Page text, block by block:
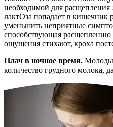
необходимой для расщепления
лактОза попадает в кишечник
уменьшить неприятные
способствующая расщеплению
ощущения стихают, кроха
Плач в ночное время.
количество грудного молока,